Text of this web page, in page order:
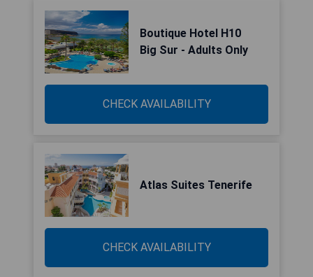
Boutique Hotel H10
Big Sur - Adults Only
CHECK AVAILABILITY
Atlas Suites Tenerife
CHECK AVAILABILITY